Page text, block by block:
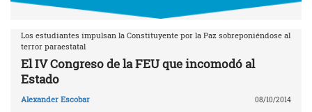
Los estudiantes impulsan la Constituyente por la Paz sobreponiéndose al
terror paraestatal
El IV Congreso de la FEU que incomodó al
Estado
Alexander Escobar 08/10/2014